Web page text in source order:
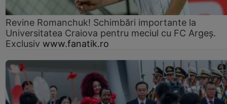
Revine Romanchuk! Schimbări importante la
Universitatea Craiova pentru meciul cu FC Argeş.
Exclusiv www.fanatik.ro